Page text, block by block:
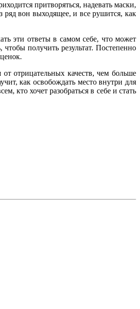
притворяться, надевать маски,
ряд вон выходящее, и все рушится, как
эти ответы в самом себе, что может
получить результат. Постепенно
отрицательных качеств, чем больше
как освобождать место внутри для
кто хочет разобраться в себе и стать